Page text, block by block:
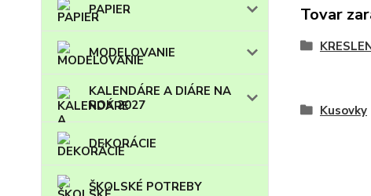
PAPIER
MODELOVANIE
KALENDÁRE A DIÁRE NA
ROK 2027
DEKORÁCIE
ŠKOLSKÉ POTREBY
Tovar
Kusovky